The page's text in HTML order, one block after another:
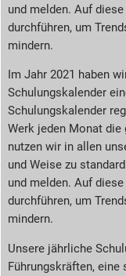
und melden. Auf
durchführen, um
mindern.
Im Jahr 2021 haben
Schulungskalender
Schulungskalender
Werk jeden Monat die
nutzen wir in allen
und Weise zu
und melden. Auf
durchführen, um
mindern.
Unsere jährliche
Führungskräften,